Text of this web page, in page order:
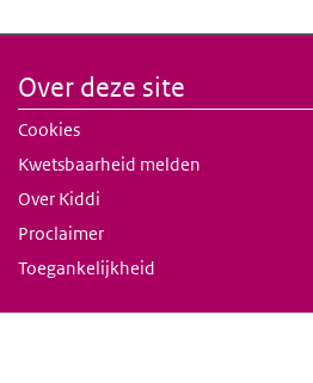
Over deze site
Cookies
Kwetsbaarheid melden
Over Kiddi
Proclaimer
Toegankelijkheid